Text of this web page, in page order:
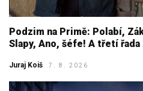
Podzim na Primě: Polabí,
Slapy, Ano, šéfe! A třetí řada
Juraj Koiš 7. 8. 2026